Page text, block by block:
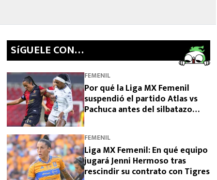
SíGUELE CON…
FEMENIL
Por qué la Liga MX Femenil
suspendió el partido Atlas vs
Pachuca antes del silbatazo
FEMENIL
Liga MX Femenil: En qué equipo
jugará Jenni Hermoso tras
rescindir su contrato con Tigres